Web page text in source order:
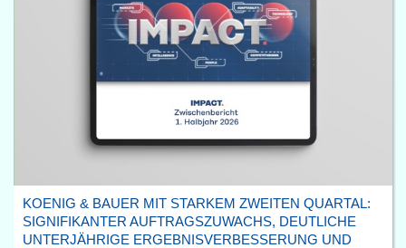
KOENIG & BAUER MIT STARKEM ZWEITEN QUARTAL:
SIGNIFIKANTER AUFTRAGSZUWACHS, DEUTLICHE
UNTERJÄHRIGE ERGEBNISVERBESSERUNG UND